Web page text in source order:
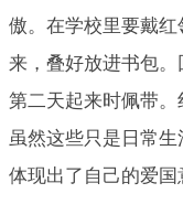
傲。在学校里要戴
来，叠好放进书包
第二天起来时佩带。
虽然这些只是日常
体现出了自己的爱国